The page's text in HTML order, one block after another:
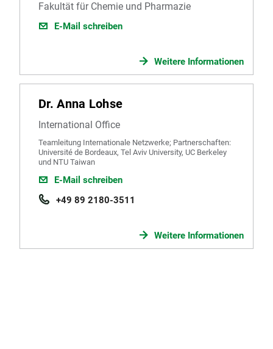
Fakultät für Chemie und Pharmazie
E-Mail schreiben
Weitere Informationen
Dr. Anna Lohse
International Office
Teamleitung Internationale Netzwerke; Partnerschaften:
Université de Bordeaux, Tel Aviv University, UC Berkeley
und NTU Taiwan
E-Mail schreiben
+49 89 2180-3511
Weitere Informationen